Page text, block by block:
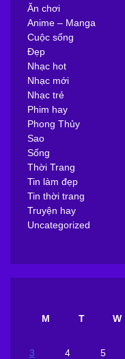
Ăn chơi
Anime – Manga
Cuộc sống
Đẹp
Nhạc hot
Nhạc mới
Nhạc trẻ
Phim hay
Phong Thủy
Sao
Sống
Thời Trang
Tin làm đẹp
Tin thời trang
Truyện hay
Uncategorized
M
T W
3
4 5